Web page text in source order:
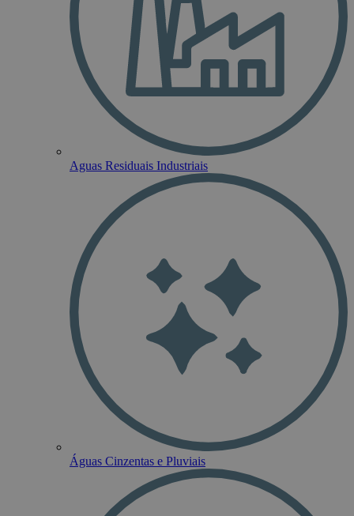
Aguas Residuais Industriais
Águas Cinzentas e Pluviais